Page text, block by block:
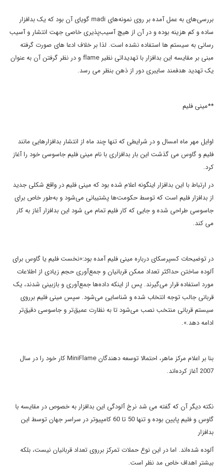
بررسی‌های به عمل آمده بر روی نمونه‌های madi گویای آن بود که یک بدافزار
ساده و کم هزینه بوده و در آن از هیچ آسیب‌پذیری خاصی جهت انتشار و آسیب
رسانی به سیستم ها استفاده نشده است. لذا بر خلاف ادعا های صورت گرفته
مبنی بر مقایسه این بدافزار با تهدیداتی نظیر flame و در نظر گرفتن آن به عنوان
یک تهدید هدفمند سایبری دور از ذهن بنظر می رسد.
**مینی فلیم
اوایل مهر ماه امسال و در شرایطی که تنها چند ماه از انتشار بدافزارهایی مانند
فلیم و گاوس می گذشت این بار بدافزاری با نام مینی فلیم جاسوسی خود را آغاز
کرد.
در ارتباط با این بدافزار اینگونه اعلام شده بود که مینی فلیم در واقع شکلی جدید
از بدافزار فلیم است که توسط حکومت‌ها پشتیبانی می‌شود و به‌طور خاص برای
جاسوسی طراحی شده و جایی که کار فلیم تمام می شود این بدافزار آغاز به کار
می کند.
در توضیحات کسپرسکای درباره مینی فلیم آمده بود:«نخست فلیم یا گاوس برای
آلوده ساختن حداکثر تعداد ممکن قربانیان و جمع‌آوری حجم زیادی از اطلاعات
مورد استفاده قرار می‌گیرند. پس از اینکه داده‌ها جمع‌آوری و بازبینی شدند، یک
قربانی جالب توجه انتخاب شده و شناسایی می‌شود. سپس مینی فلیم برروی
سیستم قربانی منتخب نصب می‌شود تا به نظارت عمیق‌تر و جاسوسی دقیق‌تر
ادامه دهد.».
بنا بر اعلام مرکز ماهر، احتمالا توسعه دهندگان MiniFlame کار خود را در سال
2007 آغاز کرده‌اند.
نکته دیگر آن که گفته می شد نرخ آلودگی این بدافزار به خصوص در مقایسه با
گاوس و فلیم پایین بوده و تنها 50 تا 60 کامپیوتر در سراسر جهان توسط این
بدافزار
آلوده شده‌اند. اما در این نوع حملات تمرکز برروی تعداد قربانیان نیست، بلکه
بیشتر اهداف خاص مد نظر است.